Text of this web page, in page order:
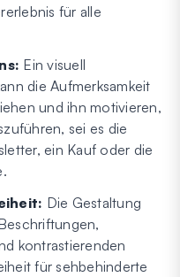
für alle
Ein visuell
die Aufmerksamkeit
und ihn motivieren,
sei es die
ein Kauf oder die
Die Gestaltung
kontrastierenden
für sehbehinderte